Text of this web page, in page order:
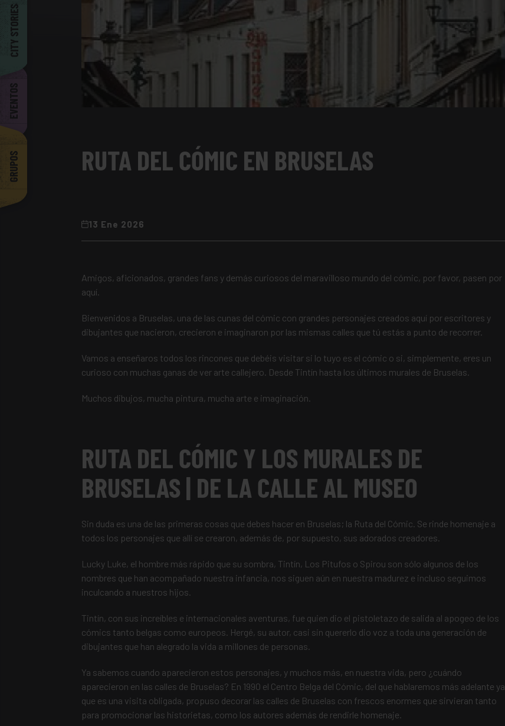
CITY STORIES
EVENTOS
GRUPOS RUTA DEL CÓMIC EN BRUSELAS
13 Ene 2026
Amigos, aficionados, grandes fans y demás curiosos del maravilloso mundo del cómic, por favor, pasen por
aquí.
Bienvenidos a Bruselas, una de las cunas del cómic con grandes personajes creados aquí por escritores y
dibujantes que nacieron, crecieron e imaginaron por las mismas calles que tú estás a punto de recorrer.
Vamos a enseñaros todos los rincones que debéis visitar si lo tuyo es el cómic o si, simplemente, eres un
curioso con muchas ganas de ver arte callejero. Desde Tintín hasta los últimos murales de Bruselas.
Muchos dibujos, mucha pintura, mucha arte e imaginación.
RUTA DEL CÓMIC Y LOS MURALES DE
BRUSELAS | DE LA CALLE AL MUSEO
Sin duda es una de las primeras cosas que debes hacer en Bruselas; la Ruta del Cómic. Se rinde homenaje a
todos los personajes que allí se crearon, además de, por supuesto, sus adorados creadores.
Lucky Luke, el hombre más rápido que su sombra, Tintín, Los Pitufos o Spirou son sólo algunos de los
nombres que han acompañado nuestra infancia, nos siguen aún en nuestra madurez e incluso seguimos
inculcando a nuestros hijos.
Tintín, con sus increíbles e internacionales aventuras, fue quien dio el pistoletazo de salida al apogeo de los
cómics tanto belgas como europeos. Hergé, su autor, casi sin quererlo dio voz a toda una generación de
dibujantes que han alegrado la vida a millones de personas.
Ya sabemos cuando aparecieron estos personajes, y muchos más, en nuestra vida, pero ¿cuándo
aparecieron en las calles de Bruselas? En 1990 el Centro Belga del Cómic, del que hablaremos más adelante ya
que es una visita obligada, propuso decorar las calles de Bruselas con frescos enormes que sirvieran tanto
para promocionar las historietas, como los autores además de rendirle homenaje.